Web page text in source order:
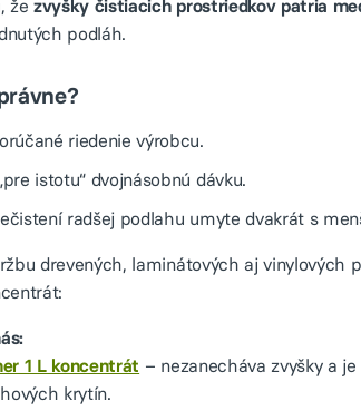
že zvyšky čistiacich prostriedkov patria
podláh.
riedenie výrobcu.
istotu“ dvojnásobnú dávku.
radšej podlahu umyte dvakrát s
drevených, laminátových aj vinylových
1 L koncentrát – nezanecháva zvyšky a
krytín.